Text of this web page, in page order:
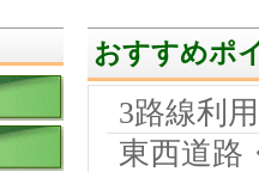
おすすめポ
3路線利
東西道路